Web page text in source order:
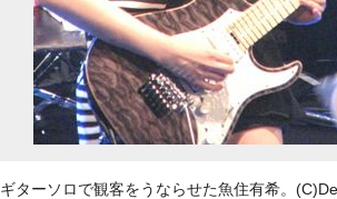
ギターソロで観客をうならせた魚住有希。